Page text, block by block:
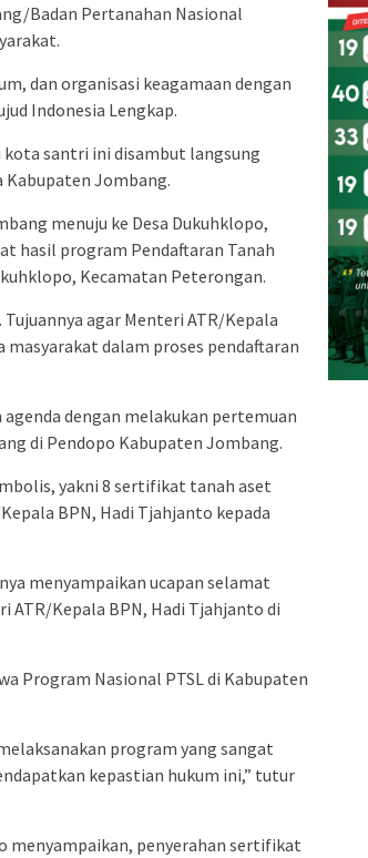
Badan Pertanahan Nasional
dan organisasi keagamaan dengan
Indonesia Lengkap.
santri ini disambut langsung
Kabupaten Jombang.
menuju ke Desa Dukuhklopo,
hasil program Pendaftaran Tanah
Kecamatan Peterongan.
agar Menteri ATR/Kepala
dalam proses pendaftaran
dengan melakukan pertemuan
di Pendopo Kabupaten Jombang.
yakni 8 sertifikat tanah aset
BPN, Hadi Tjahjanto kepada
menyampaikan ucapan selamat
ATR/Kepala BPN, Hadi Tjahjanto di
Program Nasional PTSL di Kabupaten
program yang sangat
kepastian hukum ini,” tutur
menyampaikan, penyerahan sertifikat